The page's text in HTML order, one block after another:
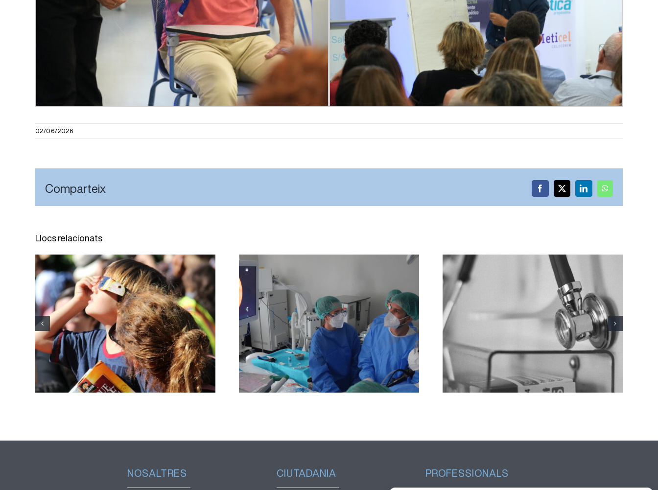
02/06/2026
Comparteix Facebook
X LinkedInWhatsApp
Llocs relacionats
El Servei d’Oftalmologia de
l’Hospital Joan XXIII reforça la
divulgació per una observació
segura de l’eclipsi
L’Hospital Joan XXIII
incorpora una tècnica per
obtenir mostres de teixit
pulmonar sense necessitat de
cirurgia
L’Hospital Joan XXIII fa
seguiment d’un centenar de
pacients amb Sjögren primari
NOSALTRES CIUTADANIA PROFESSIONALS